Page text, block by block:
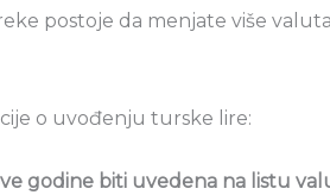
postoje da menjate više
o uvođenju turske lire:
godine biti uvedena na listu